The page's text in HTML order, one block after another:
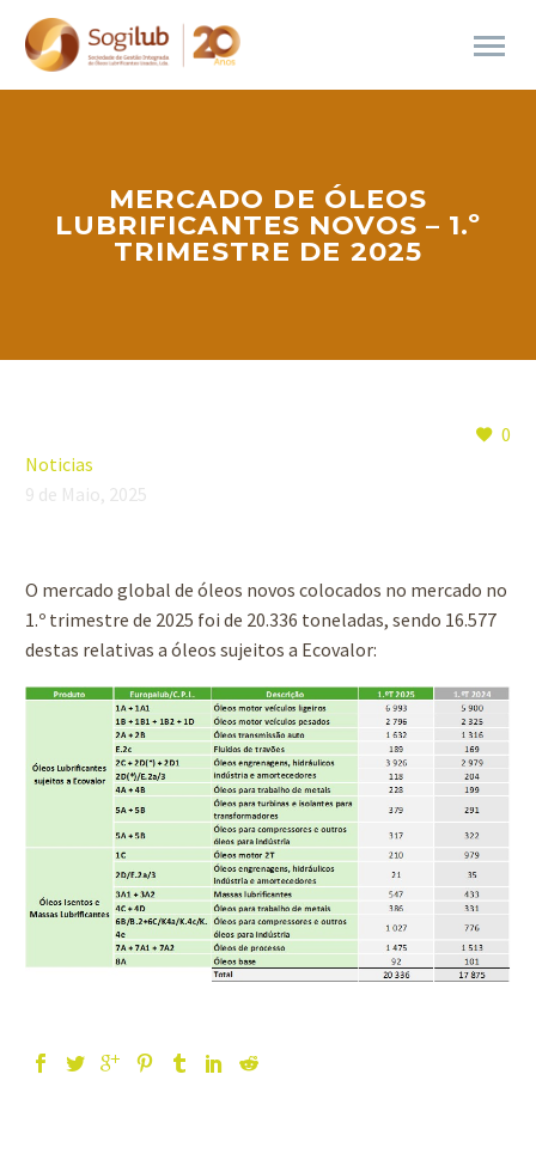
MERCADO DE ÓLEOS
LUBRIFICANTES NOVOS – 1.º
TRIMESTRE DE 2025
0
Noticias
9 de Maio, 2025
O mercado global de óleos novos colocados no mercado no
1.º trimestre de 2025 foi de 20.336 toneladas, sendo 16.577
destas relativas a óleos sujeitos a Ecovalor: